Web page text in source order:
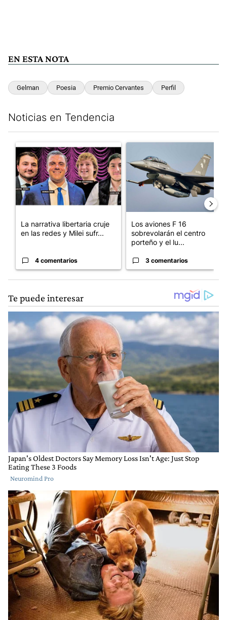
EN ESTA NOTA
Gelman Poesia Premio Cervantes Perfil
Noticias en Tendencia
Un artículo de tendencia con el título "La narrativa libertaria
La narrativa libertaria cruje
en las redes y Milei sufr...
4 comentarios
Los aviones F 16
sobrevolarán el centro
porteño y el lu...
3 comentarios